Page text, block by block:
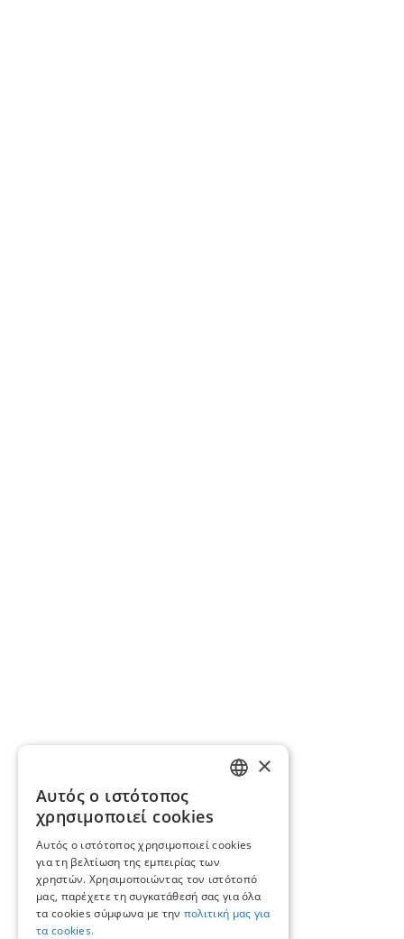
×
Αυτός ο ιστότοπος
χρησιμοποιεί cookies
Αυτός ο ιστότοπος χρησιμοποιεί cookies
για τη βελτίωση της εμπειρίας των
χρηστών. Χρησιμοποιώντας τον ιστότοπό
μας, παρέχετε τη συγκατάθεσή σας για όλα
τα cookies σύμφωνα με την πολιτική μας για
τα cookies.